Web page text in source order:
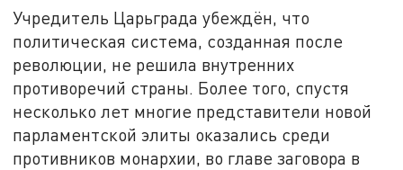
Учредитель Царьграда убеждён, что
политическая система, созданная после
революции, не решила внутренних
противоречий страны. Более того, спустя
несколько лет многие представители новой
парламентской элиты оказались среди
противников монархии, во главе заговора в